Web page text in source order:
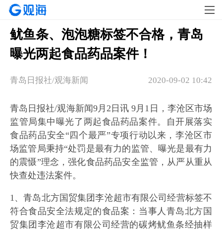
鱿鱼条、泡泡糖标签不合格，青岛
曝光两起食品药品案件！
2020-09-02 10:42
青岛日报社/观海新闻
青岛日报社/观海新闻9月2日讯 9月1日，李沧区市场
监管局集中曝光了两起食品药品案件。自开展落实
食品药品安全“四个最严”专项行动以来，李沧区市
场监管局秉持“处罚是最有力的监管、曝光是最有力
的震慑”理念，强化食品药品安全监管，从严从重从
快查处违法案件。
1、青岛北方国贸集团李沧超市有限公司经营标签不
符合食品安全法规定的食品案：当事人青岛北方国
贸集团李沧超市有限公司经营的碳烤鱿鱼条经抽样